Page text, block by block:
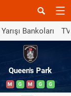
Bankoları
Queen's Park
M G M G G